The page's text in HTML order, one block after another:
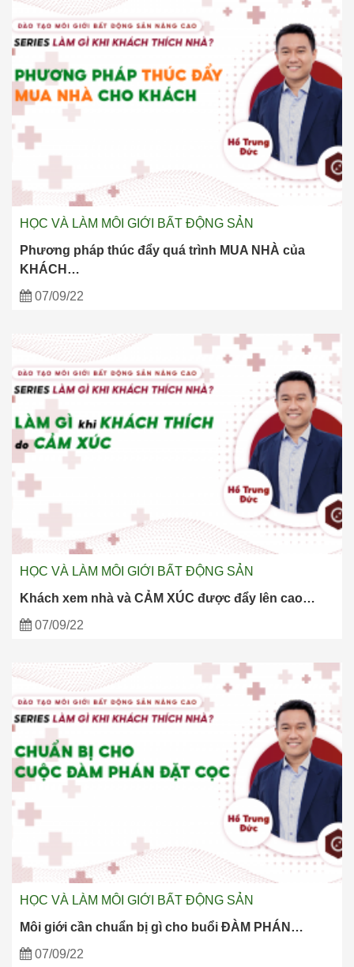
HỌC VÀ LÀM MÔI GIỚI BẤT ĐỘNG SẢN
Phương pháp thúc đẩy quá trình MUA NHÀ của
KHÁCH…
07/09/22
HỌC VÀ LÀM MÔI GIỚI BẤT ĐỘNG SẢN
Khách xem nhà và CẢM XÚC được đẩy lên cao…
07/09/22
HỌC VÀ LÀM MÔI GIỚI BẤT ĐỘNG SẢN
Môi giới cần chuẩn bị gì cho buổi ĐÀM PHÁN…
07/09/22